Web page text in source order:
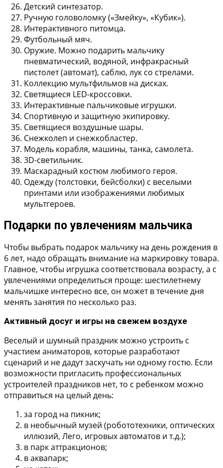
Детский синтезатор.
Ручную головоломку («Змейку», «Кубик»).
Интерактивного питомца.
Футбольный мяч.
Оружие. Можно подарить мальчику
пневматический, водяной, инфракрасный
пистолет (автомат), саблю, лук со стрелами.
Коллекцию мультфильмов на дисках.
Светящиеся LED-кроссовки.
Интерактивные пальчиковые игрушки.
Спортивную и защитную экипировку.
Светящиеся воздушные шары.
Снежколеп и снежкобластер.
Модель корабля, машины, танка, самолета.
3D-светильник.
Маскарадный костюм любимого героя.
Одежду (толстовки, бейсболки) с веселыми
принтами или изображениями любимых
мультгероев.
Подарки по увлечениям мальчика
Чтобы выбрать подарок мальчику на день рождения в
6 лет, надо обращать внимание на маркировку товара.
Главное, чтобы игрушка соответствовала возрасту, а с
увлечениями определиться проще: шестилетнему
мальчишке интересно все, он может в течение дня
менять занятия по несколько раз.
Активный досуг и игры на свежем воздухе
Веселый и шумный праздник можно устроить с
участием аниматоров, которые разработают
сценарий и не дадут заскучать ни одному гостю. Если
возможности пригласить профессиональных
устроителей праздников нет, то с ребенком можно
отправиться на целый день:
за город на пикник;
в необычный музей (робототехники, оптических
иллюзий, Лего, игровых автоматов и т.д.);
в парк аттракционов;
в аквапарк;